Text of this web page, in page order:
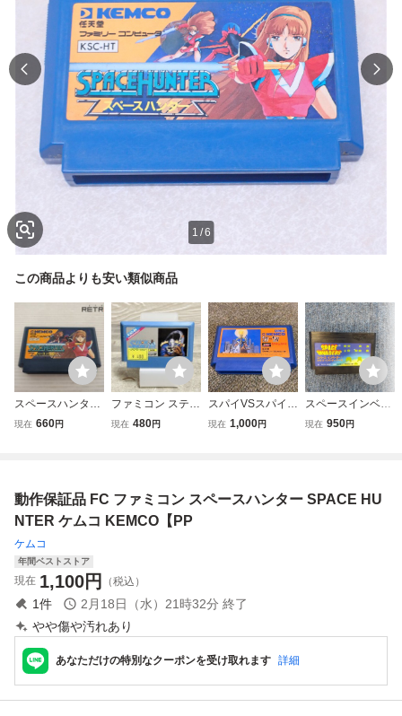
1 /6
この商品よりも安い類似商品
スペースハンター
ファミコン FC
現在 660円
ファミコン スティ
ックハンター カセ
ゲーム 当時物 180
426
現在 480円
スパイVSスパイ
ファミコンソフト
現在 1,000円
スペースインベー
ダー パート2
現在 950円
動作保証品 FC ファミコン スペースハンター SPACE HU
NTER ケムコ KEMCO【PP
ケムコ
年間ベストストア
現在 1,100円 （税込）
1件 2月18日（水）21時32分 終了
やや傷や汚れあり
あなただけの特別なクーポンを受け取れます 詳細